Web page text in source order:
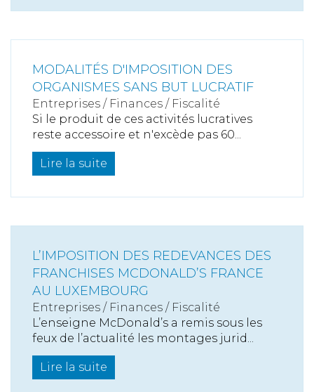
MODALITÉS D'IMPOSITION DES
ORGANISMES SANS BUT LUCRATIF
Entreprises / Finances / Fiscalité
Si le produit de ces activités lucratives
reste accessoire et n'excède pas 60...
Lire la suite
L’IMPOSITION DES REDEVANCES DES
FRANCHISES MCDONALD’S FRANCE
AU LUXEMBOURG
Entreprises / Finances / Fiscalité
L’enseigne McDonald’s a remis sous les
feux de l’actualité les montages jurid...
Lire la suite